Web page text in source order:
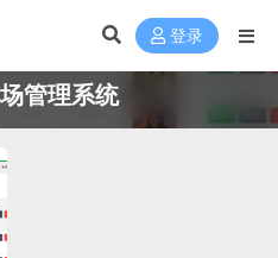
登录
管理系统